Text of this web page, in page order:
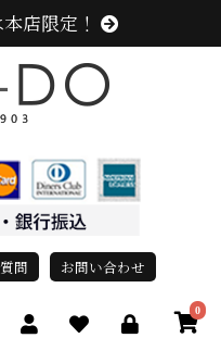
店限定！
問 お問い合わせ
0